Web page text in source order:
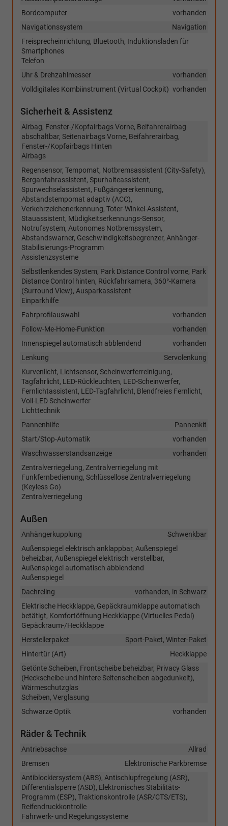
vorhanden
Bordcomputer
Navigation
Navigationssystem
Freisprecheinrichtung, Bluetooth, Induktionsladen für
Smartphones
Telefon
vorhanden
Uhr & Drehzahlmesser
vorhanden
Volldigitales Kombiinstrument (Virtual Cockpit)
Sicherheit & Assistenz
Airbag, Fenster-/Kopfairbags Vorne, Beifahrerairbag
abschaltbar, Seitenairbags Vorne, Beifahrerairbag,
Fenster-/Kopfairbags Hinten
Airbags
Regensensor, Tempomat, Notbremsassistent (City-Safety),
Berganfahrassistent, Spurhalteassistent,
Spurwechselassistent, Fußgängererkennung,
Abstandstempomat adaptiv (ACC),
Verkehrzeichenerkennung, Toter-Winkel-Assistent,
Stauassistent, Müdigkeitserkennungs-Sensor,
Notrufsystem, Autonomes Notbremssystem,
Abstandswarner, Geschwindigkeitsbegrenzer, Anhänger-
Stabilisierungs-Programm
Assistenzsysteme
Selbstlenkendes System, Park Distance Control vorne, Park
Distance Control hinten, Rückfahrkamera, 360°-Kamera
(Surround View), Ausparkassistent
Einparkhilfe
vorhanden
Fahrprofilauswahl
vorhanden
Follow-Me-Home-Funktion
vorhanden
Innenspiegel automatisch abblendend
Servolenkung
Lenkung
Kurvenlicht, Lichtsensor, Scheinwerferreinigung,
Tagfahrlicht, LED-Rückleuchten, LED-Scheinwerfer,
Fernlichtassistent, LED-Tagfahrlicht, Blendfreies Fernlicht,
Voll-LED Scheinwerfer
Lichttechnik
Pannenkit
Pannenhilfe
vorhanden
Start/Stop-Automatik
vorhanden
Waschwasserstandsanzeige
Zentralverriegelung, Zentralverriegelung mit
Funkfernbedienung, Schlüssellose Zentralverriegelung
(Keyless Go)
Zentralverriegelung
Außen
Schwenkbar
Anhängerkupplung
Außenspiegel elektrisch anklappbar, Außenspiegel
beheizbar, Außenspiegel elektrisch verstellbar,
Außenspiegel automatisch abblendend
Außenspiegel
vorhanden, in Schwarz
Dachreling
Elektrische Heckklappe, Gepäckraumklappe automatisch
betätigt, Komfortöffnung Heckklappe (Virtuelles Pedal)
Gepäckraum-/Heckklappe
Sport-Paket, Winter-Paket
Herstellerpaket
Heckklappe
Hintertür (Art)
Getönte Scheiben, Frontscheibe beheizbar, Privacy Glass
(Heckscheibe und hintere Seitenscheiben abgedunkelt),
Wärmeschutzglas
Scheiben, Verglasung
vorhanden
Schwarze Optik
Räder & Technik
Allrad
Antriebsachse
Elektronische Parkbremse
Bremsen
Antiblockiersystem (ABS), Antischlupfregelung (ASR),
Differentialsperre (ASD), Elektronisches Stabilitäts-
Programm (ESP), Traktionskontrolle (ASR/CTS/ETS),
Reifendruckkontrolle
Fahrwerk- und Regelungssysteme